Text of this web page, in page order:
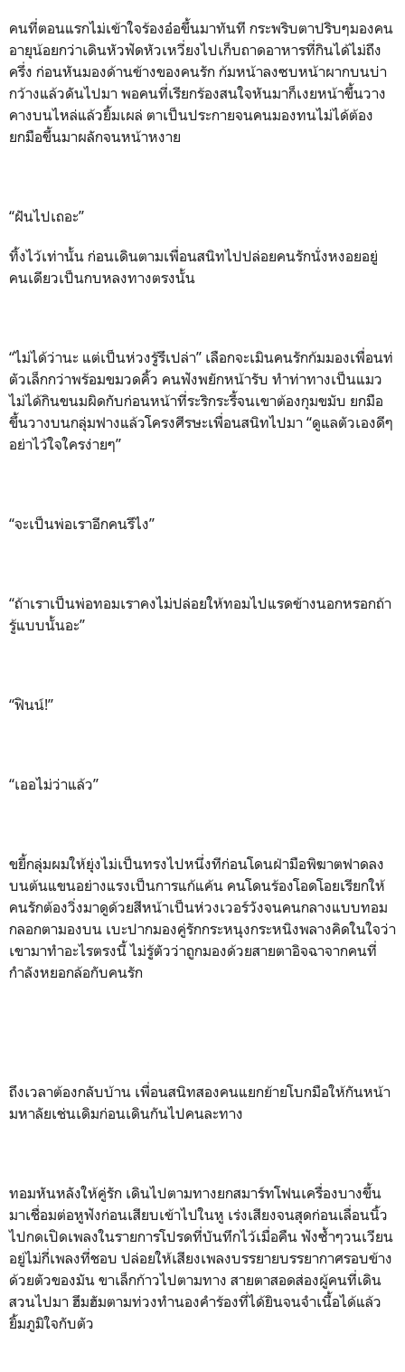
คนที่ตอนแรกไม่เข้าใจร้องอ๋อขึ้นมาทันที กระพริบตาปริบๆมองคน
อายุน้อยกว่าเดินหัวฟัดหัวเหวี่ยงไปเก็บถาดอาหารที่กินได้ไม่ถึง
ครึ่ง ก่อนหันมองด้านข้างของคนรัก ก้มหน้าลงซบหน้าผากบนบ่า
กว้างแล้วดันไปมา พอคนที่เรียกร้องสนใจหันมาก็เงยหน้าขึ้นวาง
คางบนไหล่แล้วยิ้มเผล่ ตาเป็นประกายจนคนมองทนไม่ได้ต้อง
ยกมือขึ้นมาผลักจนหน้าหงาย
“ฝันไปเถอะ”
ทิ้งไว้เท่านั้น ก่อนเดินตามเพื่อนสนิทไปปล่อยคนรักนั่งหงอยอยู่
คนเดียวเป็นกบหลงทางตรงนั้น
“ไม่ได้ว่านะ แต่เป็นห่วงรู้รึเปล่า” เลือกจะเมินคนรักก้มมองเพื่อนท่
ตัวเล็กกว่าพร้อมขมวดคิ้ว คนฟังพยักหน้ารับ ทำท่าทางเป็นแมว
ไม่ได้กินขนมผิดกับก่อนหน้าที่ระริกระรี้จนเขาต้องกุมขมับ ยกมือ
ขึ้นวางบนกลุ่มฟางแล้วโครงศีรษะเพื่อนสนิทไปมา “ดูแลตัวเองดีๆ
อย่าไว้ใจใครง่ายๆ”
“จะเป็นพ่อเราอีกคนรึไง”
“ถ้าเราเป็นพ่อทอมเราคงไม่ปล่อยให้ทอมไปแรดข้างนอกหรอกถ้า
รู้แบบนั้นอะ”
“ฟินน์!”
“เออไม่ว่าแล้ว”
ขยี้กลุ่มผมให้ยุ่งไม่เป็นทรงไปหนึ่งทีก่อนโดนฝ่ามือพิฆาตฟาดลง
บนต้นแขนอย่างแรงเป็นการแก้แค้น คนโดนร้องโอดโอยเรียกให้
คนรักต้องวิ่งมาดูด้วยสีหน้าเป็นห่วงเวอร์วังจนคนกลางแบบทอม
กลอกตามองบน เบะปากมองคู่รักกระหนุงกระหนิงพลางคิดในใจว่า
เขามาทำอะไรตรงนี้ ไม่รู้ตัวว่าถูกมองด้วยสายตาอิจฉาจากคนที่
กำลังหยอกล้อกับคนรัก
ถึงเวลาต้องกลับบ้าน เพื่อนสนิทสองคนแยกย้ายโบกมือให้กันหน้า
มหาลัยเช่นเดิมก่อนเดินกันไปคนละทาง
ทอมหันหลังให้คู่รัก เดินไปตามทางยกสมาร์ทโฟนเครื่องบางขึ้น
มาเชื่อมต่อหูฟังก่อนเสียบเข้าไปในหู เร่งเสียงจนสุดก่อนเลื่อนนิ้ว
ไปกดเปิดเพลงในรายการโปรดที่บันทึกไว้เมื่อคืน ฟังซ้ำๆวนเวียน
อยู่ไม่กี่เพลงที่ชอบ ปล่อยให้เสียงเพลงบรรยายบรรยากาศรอบข้าง
ด้วยตัวของมัน ขาเล็กก้าวไปตามทาง สายตาสอดส่องผู้คนที่เดิน
สวนไปมา ฮึมฮัมตามท่วงทำนองคำร้องที่ได้ยินจนจำเนื้อได้แล้ว
ยิ้มภูมิใจกับตัว